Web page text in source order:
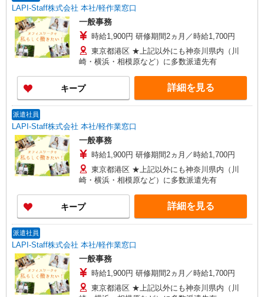
LAPI-Staff株式会社 本社/軽作業窓口
一般事務
時給1,900円 研修期間2ヵ月／時給1,700円
東京都港区 ★上記以外にも神奈川県内（川
崎・横浜・相模原など）に多数派遣先有
キープ 詳細を見る
派遣社員
LAPI-Staff株式会社 本社/軽作業窓口
一般事務
時給1,900円 研修期間2ヵ月／時給1,700円
東京都港区 ★上記以外にも神奈川県内（川
崎・横浜・相模原など）に多数派遣先有
キープ 詳細を見る
派遣社員
LAPI-Staff株式会社 本社/軽作業窓口
一般事務
時給1,900円 研修期間2ヵ月／時給1,700円
東京都港区 ★上記以外にも神奈川県内（川